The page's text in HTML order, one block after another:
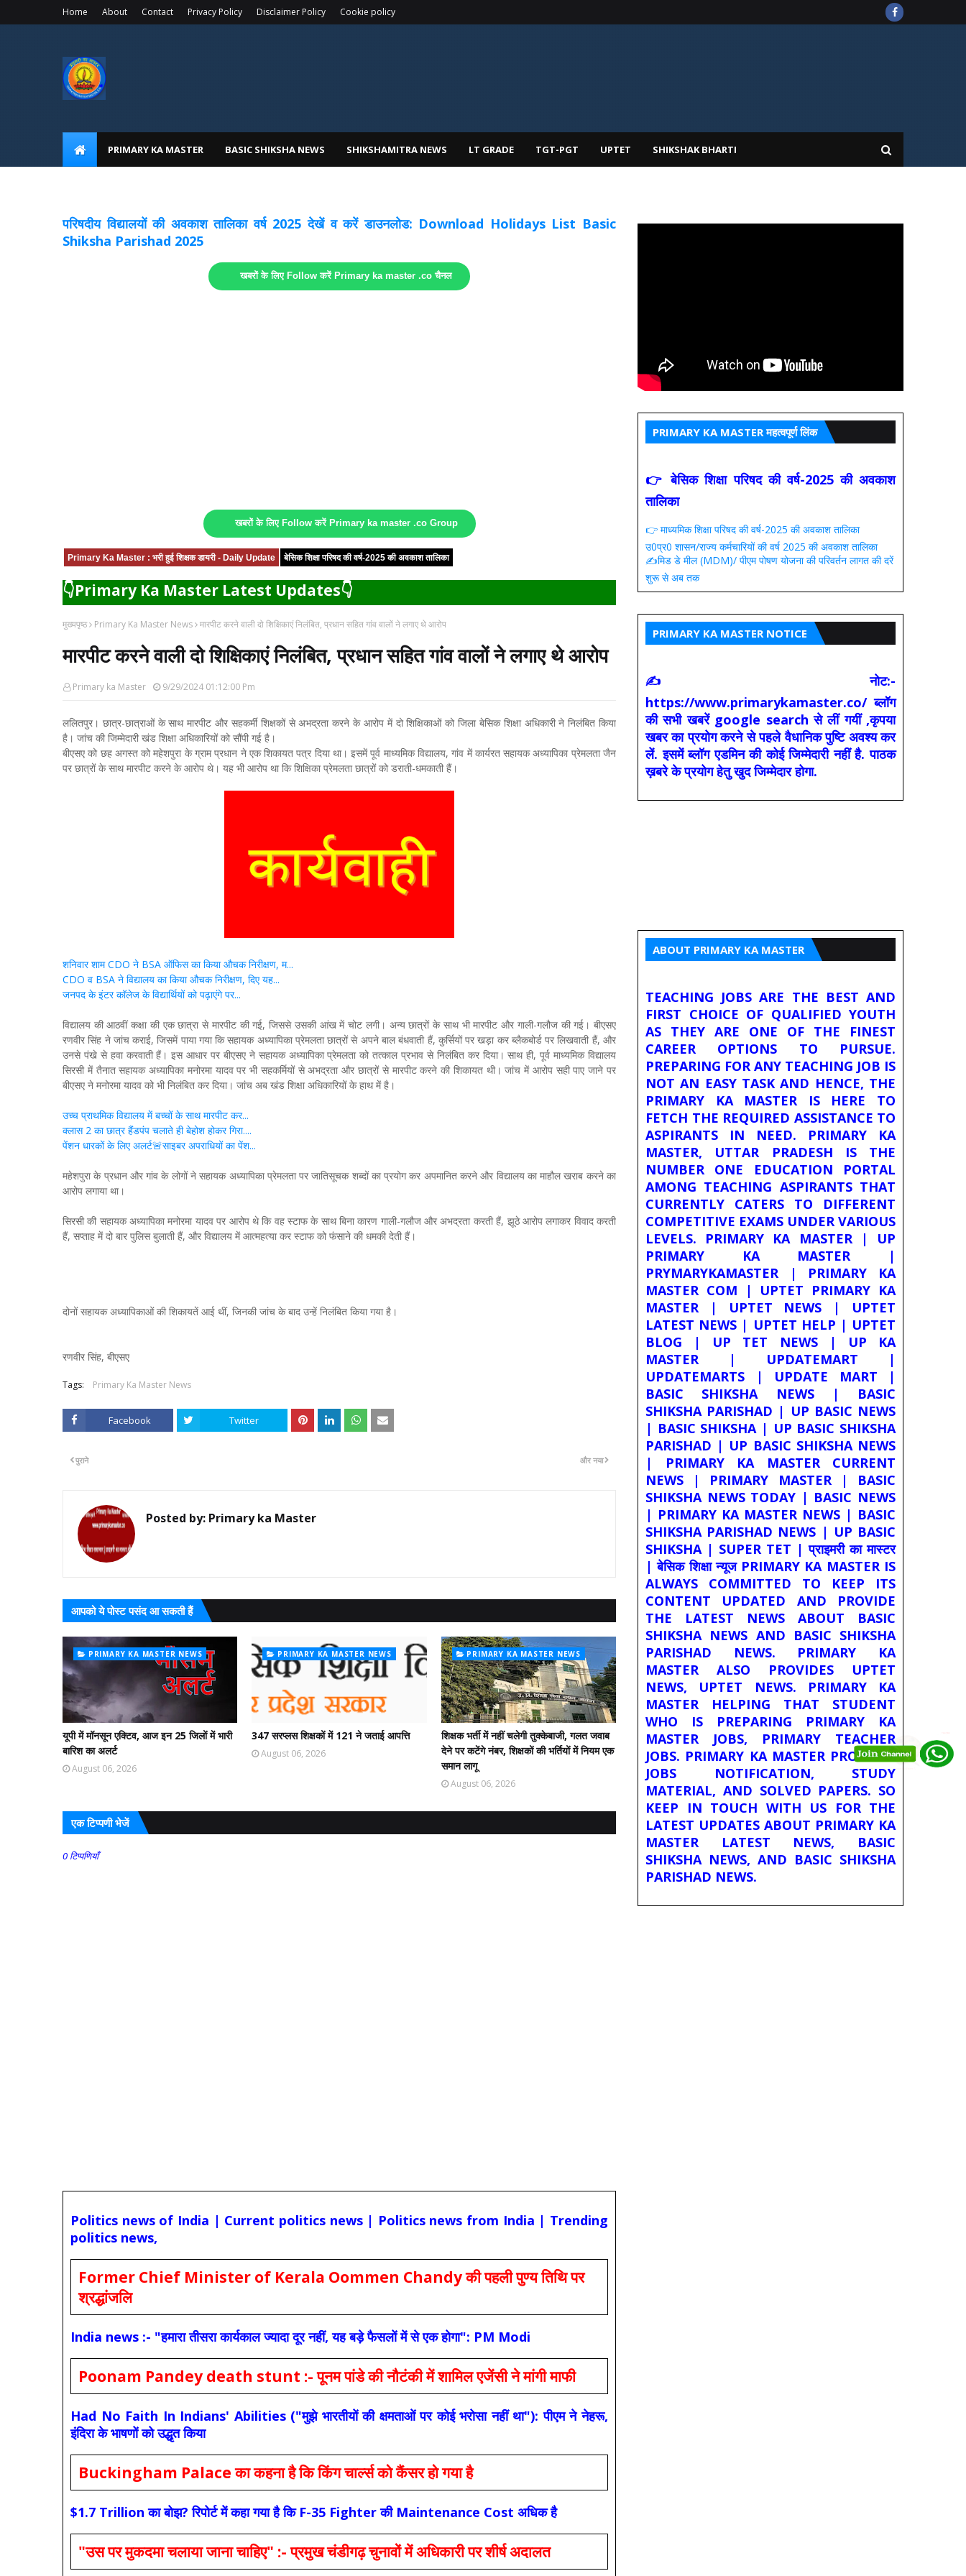
Home About Contact Privacy Policy Disclaimer Policy Cookie policy
PRIMARY KA MASTER BASIC SHIKSHA NEWS SHIKSHAMITRA NEWS LT GRADE TGT-PGT UPTET SHIKSHAK BHARTI
परिषदीय विद्यालयों की अवकाश तालिका वर्ष 2025 देखें व करें डाउनलोड: Download Holidays List Basic
Shiksha Parishad 2025
खबरों के लिए Follow करें Primary ka master .co चैनल
खबरों के लिए Follow करें Primary ka master .co Group
Primary Ka Master : भरी हुई शिक्षक डायरी - Daily Update बेसिक शिक्षा परिषद की वर्ष-2025 की अवकाश तालिका
👇Primary Ka Master Latest Updates👇
मुख्यपृष्ठ Primary Ka Master News मारपीट करने वाली दो शिक्षिकाएं निलंबित, प्रधान सहित गांव वालों ने लगाए थे आरोप
मारपीट करने वाली दो शिक्षिकाएं निलंबित, प्रधान सहित गांव वालों ने लगाए थे आरोप
Primary ka Master 9/29/2024 01:12:00 Pm
ललितपुर। छात्र-छात्राओं के साथ मारपीट और सहकर्मी शिक्षकों से अभद्रता करने के आरोप में दो शिक्षिकाओं को जिला बेसिक शिक्षा अधिकारी ने निलंबित किया
है। जांच की जिम्मेदारी खंड शिक्षा अधिकारियों को सौंपी गई है।
बीएसए को छह अगस्त को महेशपुरा के ग्राम प्रधान ने एक शिकायत पत्र दिया था। इसमें पूर्व माध्यमिक विद्यालय, गांव में कार्यरत सहायक अध्यापिका प्रेमलता जैन
पर छात्रों के साथ मारपीट करने के आरोप थे। यह भी आरोप था कि शिक्षिका प्रेमलता छात्रों को डराती-धमकाती हैं।
शनिवार शाम CDO ने BSA ऑफिस का किया औचक निरीक्षण, म...
CDO व BSA ने विद्यालय का किया औचक निरीक्षण, दिए यह...
जनपद के इंटर कॉलेज के विद्यार्थियों को पढ़ाएंगे पर...
विद्यालय की आठवीं कक्षा की एक छात्रा से मारपीट की गई, जिससे उसकी आंख में चोट लगी। अन्य छात्रों के साथ भी मारपीट और गाली-गलौज की गई। बीएसए
रणवीर सिंह ने जांच कराई, जिसमें पाया गया कि सहायक अध्यापिका प्रेमलता छात्रों से अपने बाल बंधवाती हैं, कुर्सियों पर खड़ा कर ब्लैकबोर्ड पर लिखवाती हैं, और
उनसे पंखे से हवा करवाती हैं। इस आधार पर बीएसए ने सहायक अध्यापिका प्रेमलता को तत्काल प्रभाव से निलंबित कर दिया। साथ ही, पूर्व माध्यमिक विद्यालय
सिरसी में तैनात सहायक अध्यापिका मनोरमा यादव पर भी सहकर्मियों से अभद्रता और छात्रों से मारपीट करने की शिकायत थी। जांच में आरोप सही पाए जाने पर
बीएसए ने मनोरमा यादव को भी निलंबित कर दिया। जांच अब खंड शिक्षा अधिकारियों के हाथ में है।
उच्च प्राथमिक विद्यालय में बच्चों के साथ मारपीट कर...
क्लास 2 का छात्र हैंडपंप चलाते ही बेहोश होकर गिरा....
पेंशन धारकों के लिए अलर्ट🚨साइबर अपराधियों का पेंश...
महेशपुरा के प्रधान और गांव के लोगों ने सहायक अध्यापिका प्रेमलता पर जातिसूचक शब्दों का प्रयोग कर अपमानित करने और विद्यालय का माहौल खराब करने का
आरोप लगाया था।
सिरसी की सहायक अध्यापिका मनोरमा यादव पर आरोप थे कि वह स्टाफ के साथ बिना कारण गाली-गलौज और अभद्रता करती हैं, झूठे आरोप लगाकर विवाद करती
हैं, सप्ताह में दो बार पुलिस बुलाती हैं, और विद्यालय में आत्महत्या कर स्टाफ को फंसाने की धमकी देती हैं।
दोनों सहायक अध्यापिकाओं की शिकायतें आई थीं, जिनकी जांच के बाद उन्हें निलंबित किया गया है।
रणवीर सिंह, बीएसए
Tags: Primary Ka Master News
Facebook Twitter
और नया
पुराने
Posted by: Primary ka Master
आपको ये पोस्ट पसंद आ सकती हैं
PRIMARY KA MASTER NEWS
यूपी में मॉनसून एक्टिव, आज इन 25 जिलों में भारी
बारिश का अलर्ट
August 06, 2026
PRIMARY KA MASTER NEWS
347 सरप्लस शिक्षकों में 121 ने जताई आपत्ति
August 06, 2026
PRIMARY KA MASTER NEWS
शिक्षक भर्ती में नहीं चलेगी तुक्केबाजी, गलत जवाब
देने पर कटेंगे नंबर, शिक्षकों की भर्तियों में नियम एक
समान लागू
August 06, 2026
एक टिप्पणी भेजें
0 टिप्पणियाँ
Politics news of India | Current politics news | Politics news from India | Trending
politics news,
Former Chief Minister of Kerala Oommen Chandy की पहली पुण्य तिथि पर
श्रद्धांजलि
India news :- "हमारा तीसरा कार्यकाल ज्यादा दूर नहीं, यह बड़े फैसलों में से एक होगा": PM Modi
Poonam Pandey death stunt :- पूनम पांडे की नौटंकी में शामिल एजेंसी ने मांगी माफी
Had No Faith In Indians' Abilities ("मुझे भारतीयों की क्षमताओं पर कोई भरोसा नहीं था"): पीएम ने नेहरू,
इंदिरा के भाषणों को उद्धृत किया
Buckingham Palace का कहना है कि किंग चार्ल्स को कैंसर हो गया है
$1.7 Trillion का बोझ? रिपोर्ट में कहा गया है कि F-35 Fighter की Maintenance Cost अधिक है
"उस पर मुकदमा चलाया जाना चाहिए" :- प्रमुख चंडीगढ़ चुनावों में अधिकारी पर शीर्ष अदालत
PRIMARY KA MASTER महत्वपूर्ण लिंक
👉 बेसिक शिक्षा परिषद की वर्ष-2025 की अवकाश
तालिका
👉 माध्यमिक शिक्षा परिषद की वर्ष-2025 की अवकाश तालिका
उ0प्र0 शासन/राज्य कर्मचारियों की वर्ष 2025 की अवकाश तालिका
✍️मिड डे मील (MDM)/ पीएम पोषण योजना की परिवर्तन लागत की दरें
शुरू से अब तक
PRIMARY KA MASTER NOTICE
✍ नोट:-
https://www.primarykamaster.co/ ब्लॉग
की सभी खबरें google search से लीं गयीं ,कृपया
खबर का प्रयोग करने से पहले वैधानिक पुष्टि अवश्य कर
लें. इसमें ब्लॉग एडमिन की कोई जिम्मेदारी नहीं है. पाठक
ख़बरे के प्रयोग हेतु खुद जिम्मेदार होगा.
ABOUT PRIMARY KA MASTER
TEACHING JOBS ARE THE BEST AND
FIRST CHOICE OF QUALIFIED YOUTH
AS THEY ARE ONE OF THE FINEST
CAREER OPTIONS TO PURSUE.
PREPARING FOR ANY TEACHING JOB IS
NOT AN EASY TASK AND HENCE, THE
PRIMARY KA MASTER IS HERE TO
FETCH THE REQUIRED ASSISTANCE TO
ASPIRANTS IN NEED. PRIMARY KA
MASTER, UTTAR PRADESH IS THE
NUMBER ONE EDUCATION PORTAL
AMONG TEACHING ASPIRANTS THAT
CURRENTLY CATERS TO DIFFERENT
COMPETITIVE EXAMS UNDER VARIOUS
LEVELS. PRIMARY KA MASTER | UP
PRIMARY KA MASTER |
PRYMARYKAMASTER | PRIMARY KA
MASTER COM | UPTET PRIMARY KA
MASTER | UPTET NEWS | UPTET
LATEST NEWS | UPTET HELP | UPTET
BLOG | UP TET NEWS | UP KA
MASTER | UPDATEMART |
UPDATEMARTS | UPDATE MART |
BASIC SHIKSHA NEWS | BASIC
SHIKSHA PARISHAD | UP BASIC NEWS
| BASIC SHIKSHA | UP BASIC SHIKSHA
PARISHAD | UP BASIC SHIKSHA NEWS
| PRIMARY KA MASTER CURRENT
NEWS | PRIMARY MASTER | BASIC
SHIKSHA NEWS TODAY | BASIC NEWS
| PRIMARY KA MASTER NEWS | BASIC
SHIKSHA PARISHAD NEWS | UP BASIC
SHIKSHA | SUPER TET | प्राइमरी का मास्टर
| बेसिक शिक्षा न्यूज PRIMARY KA MASTER IS
ALWAYS COMMITTED TO KEEP ITS
CONTENT UPDATED AND PROVIDE
THE LATEST NEWS ABOUT BASIC
SHIKSHA NEWS AND BASIC SHIKSHA
PARISHAD NEWS. PRIMARY KA
MASTER ALSO PROVIDES UPTET
NEWS, UPTET NEWS. PRIMARY KA
MASTER HELPING THAT STUDENT
WHO IS PREPARING PRIMARY KA
MASTER JOBS, PRIMARY TEACHER
JOBS. PRIMARY KA MASTER PROVIDES
JOBS NOTIFICATION, STUDY
MATERIAL, AND SOLVED PAPERS. SO
KEEP IN TOUCH WITH US FOR THE
LATEST UPDATES ABOUT PRIMARY KA
MASTER LATEST NEWS, BASIC
SHIKSHA NEWS, AND BASIC SHIKSHA
PARISHAD NEWS.